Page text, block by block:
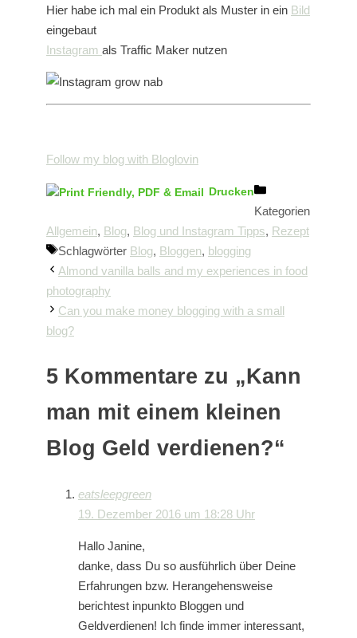
Hier habe ich mal ein Produkt als Muster in ein Bild
eingebaut
Instagram als Traffic Maker nutzen
Follow my blog with Bloglovin
Drucken
Kategorien
Allgemein, Blog, Blog und Instagram Tipps, Rezept
Schlagwörter Blog, Bloggen, blogging
Almond vanilla balls and my experiences in food
photography
Can you make money blogging with a small
blog?
5 Kommentare zu „Kann
man mit einem kleinen
Blog Geld verdienen?“
eatsleepgreen
19. Dezember 2016 um 18:28 Uhr
Hallo Janine,
danke, dass Du so ausführlich über Deine
Erfahrungen bzw. Herangehensweise
berichtest inpunkto Bloggen und
Geldverdienen! Ich finde immer interessant,